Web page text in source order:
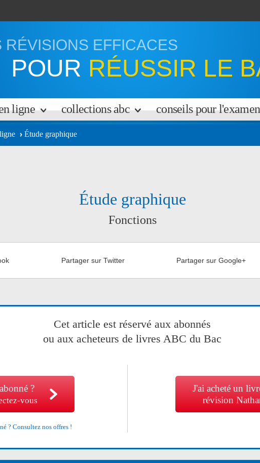
RÉVISIONS EFFICACES
POUR RÉUSSIR LE
ligne collections abc conseils pour l'examen
Étude graphique
Étude graphique
Fonctions
Partager sur Twitter Partager sur Google+
Cet article est réservé aux abonnés
ou aux acheteurs de livres ABC du Bac
?
vous
? Consultez nos offres !
J'ai acheté un
révision